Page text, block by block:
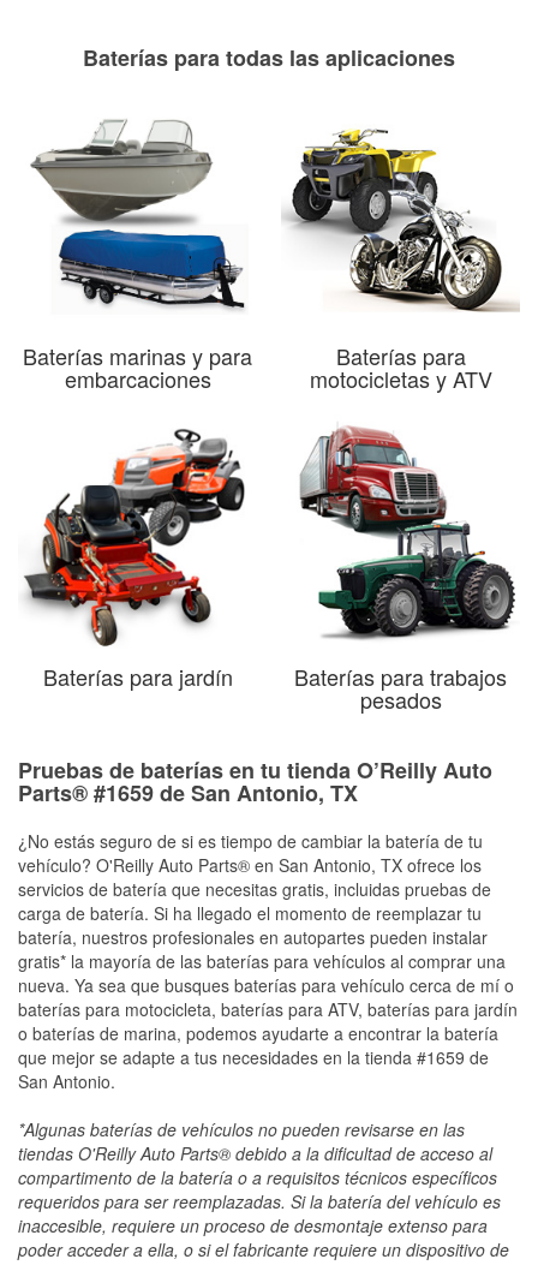
Baterías para todas las aplicaciones
Baterías marinas y para
embarcaciones
Baterías para
motocicletas y ATV
Baterías para jardín Baterías para trabajos
pesados
Pruebas de baterías en tu tienda O’Reilly Auto
Parts® #1659 de San Antonio, TX
¿No estás seguro de si es tiempo de cambiar la batería de tu
vehículo? O'Reilly Auto Parts® en San Antonio, TX ofrece los
servicios de batería que necesitas gratis, incluidas pruebas de
carga de batería. Si ha llegado el momento de reemplazar tu
batería, nuestros profesionales en autopartes pueden instalar
gratis* la mayoría de las baterías para vehículos al comprar una
nueva. Ya sea que busques baterías para vehículo cerca de mí o
baterías para motocicleta, baterías para ATV, baterías para jardín
o baterías de marina, podemos ayudarte a encontrar la batería
que mejor se adapte a tus necesidades en la tienda #1659 de
San Antonio.
*Algunas baterías de vehículos no pueden revisarse en las
tiendas O'Reilly Auto Parts® debido a la dificultad de acceso al
compartimento de la batería o a requisitos técnicos específicos
requeridos para ser reemplazadas. Si la batería del vehículo es
inaccesible, requiere un proceso de desmontaje extenso para
poder acceder a ella, o si el fabricante requiere un dispositivo de